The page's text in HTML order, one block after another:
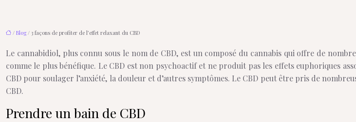
/ Blog/ 3 façons de profiter de l’effet relaxant du CBD
Le cannabidiol, plus connu sous le nom de CBD, est un composé du cannabis qui offre de
comme le plus bénéfique. Le CBD est non psychoactif et ne produit pas les effets euphoriques
CBD pour soulager l’anxiété, la douleur et d’autres symptômes. Le CBD peut être pris de
CBD.
Prendre un bain de CBD